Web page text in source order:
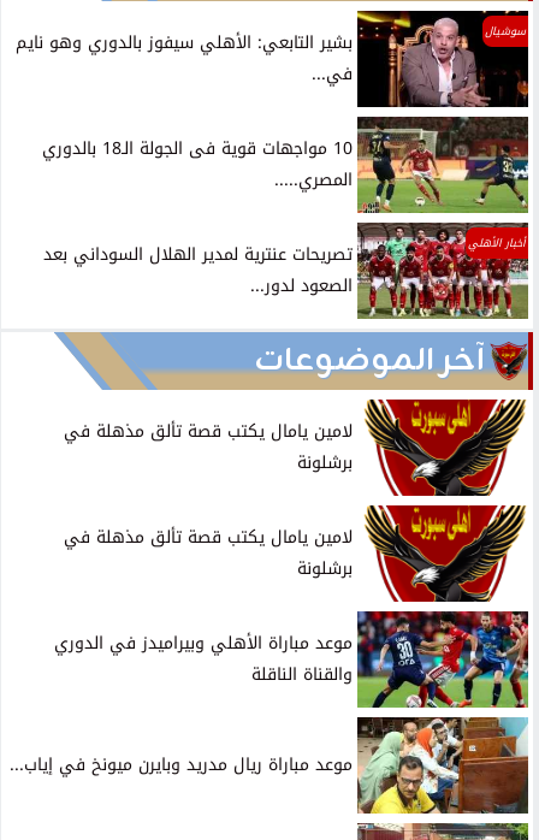
سوشيال
بشير التابعي: الأهلي سيفوز بالدوري وهو نايم
في...
10 مواجهات قوية فى الجولة الـ18 بالدوري
المصري.....
أخبار الأهلي
تصريحات عنترية لمدير الهلال السوداني بعد
الصعود لدور...
آخر الموضوعات
لامين يامال يكتب قصة تألق مذهلة في
برشلونة
لامين يامال يكتب قصة تألق مذهلة في
برشلونة
موعد مباراة الأهلي وبيراميدز في الدوري
والقناة الناقلة
موعد مباراة ريال مدريد وبايرن ميونخ في إياب...